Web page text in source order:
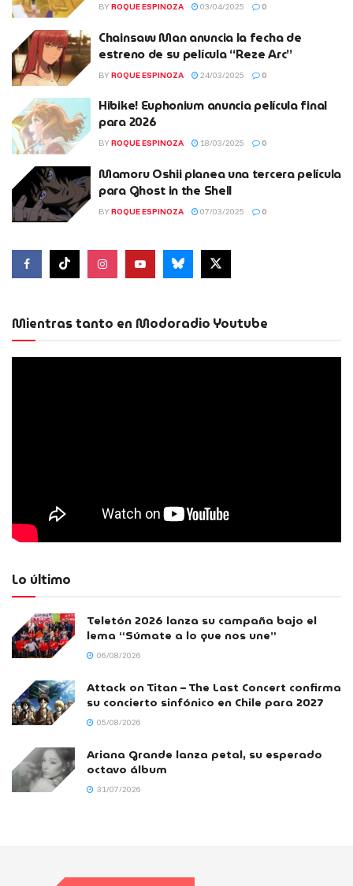
BY ROQUE ESPINOZA 03/04/2025 0
Chainsaw Man anuncia la fecha de
estreno de su película “Reze Arc”
BY ROQUE ESPINOZA 24/03/2025 0
Hibike! Euphonium anuncia película final
para 2026
BY ROQUE ESPINOZA 18/03/2025 0
Mamoru Oshii planea una tercera película
para Ghost in the Shell
BY ROQUE ESPINOZA 07/03/2025 0
Mientras tanto en Modoradio Youtube
Lo último
Teletón 2026 lanza su campaña bajo el
lema “Súmate a lo que nos une”
06/08/2026
Attack on Titan – The Last Concert confirma
su concierto sinfónico en Chile para 2027
05/08/2026
Ariana Grande lanza petal, su esperado
octavo álbum
31/07/2026